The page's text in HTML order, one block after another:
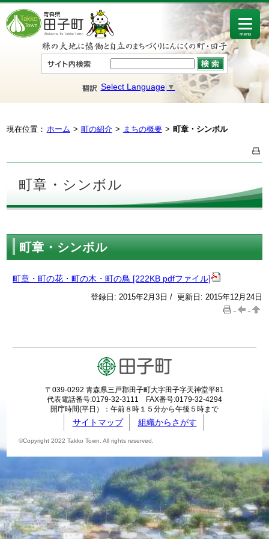
Select Language ▼
menu
現在位置： ホーム 町の紹介 まちの概要 町章・シンボル
町章・シンボル
町章・シンボル
町章・町の花・町の木・町の鳥 [222KB pdfファイル]
登録日: 2015年2月3日 / 更新日: 2015年12月24日
〒039-0292 青森県三戸郡田子町大字田子字天神堂平81
代表電話番号:0179-32-3111 FAX番号:0179-32-4294
開庁時間(平日）：午前８時１５分から午後５時まで
サイトマップ 組織からさがす
©Copyright 2022 Takko Town. All rights reserved.